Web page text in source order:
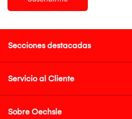
Secciones destacadas
Servicio al Cliente
Sobre Oechsle